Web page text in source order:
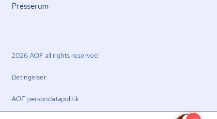
Presserum
2026 AOF all rights reserved
Betingelser
AOF per­son­da­ta­po­li­tik